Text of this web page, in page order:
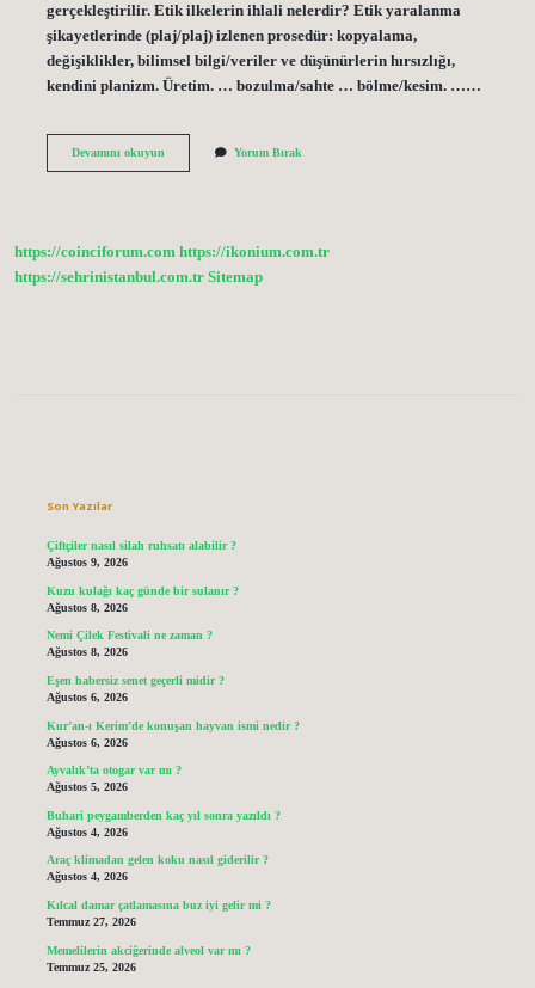
gerçekleştirilir. Etik ilkelerin ihlali nelerdir? Etik yaralanma
şikayetlerinde (plaj/plaj) izlenen prosedür: kopyalama,
değişiklikler, bilimsel bilgi/veriler ve düşünürlerin hırsızlığı,
kendini planizm. Üretim. … bozulma/sahte … bölme/kesim. ……
Devamını okuyunDilimleme
Yorum Bırak
https://coinciforum.com https://ikonium.com.tr
https://sehrinistanbul.com.tr Sitemap
Son Yazılar
Çiftçiler nasıl silah ruhsatı alabilir ?
Ağustos 9, 2026
Kuzu kulağı kaç günde bir sulanır ?
Ağustos 8, 2026
Nemi Çilek Festivali ne zaman ?
Ağustos 8, 2026
Eşen habersiz senet geçerli midir ?
Ağustos 6, 2026
Kur’an-ı Kerim’de konuşan hayvan ismi nedir ?
Ağustos 6, 2026
Ayvalık’ta otogar var mı ?
Ağustos 5, 2026
Buhari peygamberden kaç yıl sonra yazıldı ?
Ağustos 4, 2026
Araç klimadan gelen koku nasıl giderilir ?
Ağustos 4, 2026
Kılcal damar çatlamasına buz iyi gelir mi ?
Temmuz 27, 2026
Memelilerin akciğerinde alveol var mı ?
Temmuz 25, 2026